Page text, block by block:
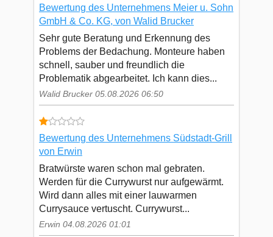
Bewertung des Unternehmens Meier u. Sohn
GmbH & Co. KG, von Walid Brucker
Sehr gute Beratung und Erkennung des
Problems der Bedachung. Monteure haben
schnell, sauber und freundlich die
Problematik abgearbeitet. Ich kann dies...
Walid Brucker 05.08.2026 06:50
Bewertung des Unternehmens Südstadt-Grill
von Erwin
Bratwürste waren schon mal gebraten.
Werden für die Currywurst nur aufgewärmt.
Wird dann alles mit einer lauwarmen
Currysauce vertuscht. Currywurst...
Erwin 04.08.2026 01:01